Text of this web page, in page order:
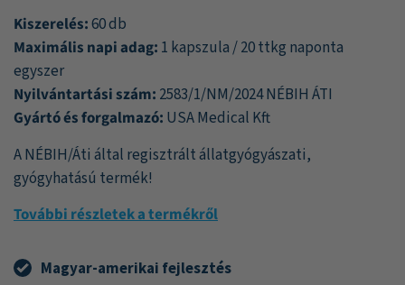
Kiszerelés:60 db
Maximális napi adag: 1 kapszula / 20 ttkg naponta
egyszer
Nyilvántartási szám: 2583/1/NM/2024 NÉBIH ÁTI
Gyártó és forgalmazó: USA Medical Kft
A NÉBIH/Áti által regisztrált állatgyógyászati,
gyógyhatású termék!
További részletek a termékről
Magyar-amerikai fejlesztés